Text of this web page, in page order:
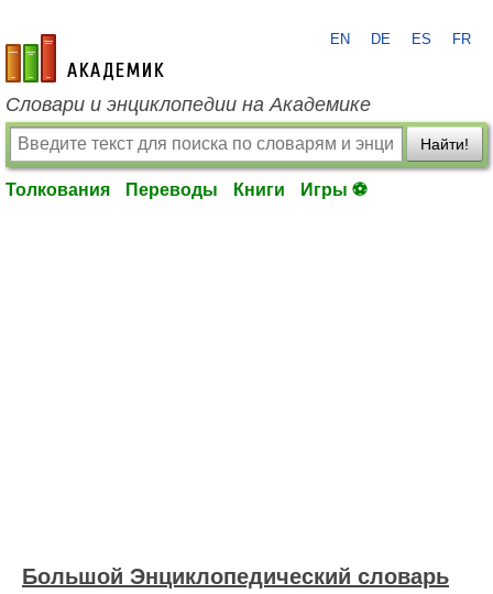
academic.ru
EN DE ES FR
Словари и энциклопедии на Академике
Найти!
Толкования Переводы Книги Игры ⚽
Большой Энциклопедический словарь